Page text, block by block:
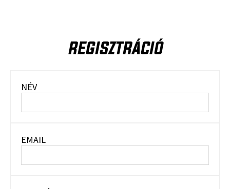
REGISZTRÁCIÓ
NÉV
EMAIL